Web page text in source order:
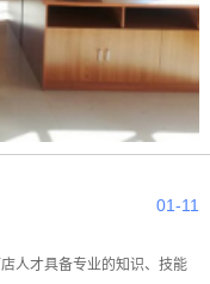
01-11
人才具备专业的知识、技能